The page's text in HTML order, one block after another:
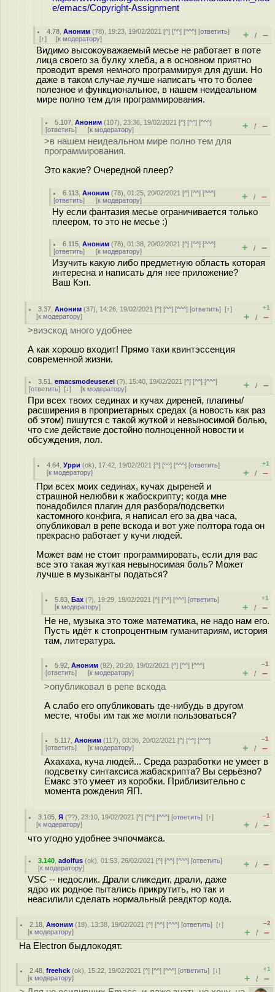
e/emacs/Copyright-Assignment
4.78 ,Аноним (78), 19:23, 19/02/2021 [^] [^^] [^^^] [ответить]
[↑] [к модератору] + / –
Видимо высокоуважаемый месье не работает в поте
лица своего за булку хлеба, а в основном приятно
проводит время немного программируя для души. Но
даже в таком случае лучше написать что то более
полезное и функциональное, в нашем неидеальном
мире полно тем для программирования.
5.107 ,Аноним (107), 23:36, 19/02/2021 [^] [^^] [^^^]
[ответить] [к модератору] + / –
>в нашем неидеальном мире полно тем для
программирования.
Это какие? Очередной плеер?
6.113 ,Аноним (78), 01:25, 20/02/2021 [^] [^^] [^^^]
[ответить] [к модератору] + / –
Ну если фантазия месье ограничивается только
плеером, то это не месье :)
6.115 ,Аноним (78), 01:38, 20/02/2021 [^] [^^] [^^^]
[ответить] [к модератору] + / –
Изучить какую либо предметную область которая
интересна и написать для нее приложение?
Ваш Кэп.
3.37 ,Аноним (37), 14:26, 19/02/2021 [^] [^^] [^^^] [ответить][↑]
[к модератору]
+1
+ / –
>виэскод много удобнее
А как хорошо входит! Прямо таки квинтэссенция
современной жизни.
3.51 ,emacsmodeuser.el (?), 15:40, 19/02/2021 [^] [^^] [^^^]
[ответить] [↓] [к модератору] + / –
При всех твоих сединах и кучах диреней, плагины/
расширения в проприетарных средах (а новость как раз
об этом) пишутся с такой жуткой и невыносимой болью,
что сие действие достойно полноценной новости и
обсуждения, лол.
4.64 ,Урри (ok), 17:42, 19/02/2021 [^] [^^] [^^^] [ответить]
[к модератору]
+1
+ / –
При всех моих сединах, кучах дыреней и
страшной нелюбви к жабоскрипту; когда мне
понадобился плагин для разбора/подсветки
кастомного конфига, я написал его за два часа,
опубликовал в репе вскода и вот уже полтора года он
прекрасно работает у кучи людей.
Может вам не стоит программировать, если для вас
все это такая жуткая невыносимая боль? Может
лучше в музыканты податься?
5.83 ,Бах (?), 19:29, 19/02/2021 [^] [^^] [^^^] [ответить]
[к модератору]
+1
+ / –
Не не, музыка это тоже математика, не надо нам его.
Пусть идёт к стопроцентным гуманитариям, история
там, литература.
5.92 ,Аноним (92), 20:20, 19/02/2021 [^] [^^] [^^^]
[ответить] [к модератору]
–1
+ / –
>опубликовал в репе вскода
А слабо его опубликовать где-нибудь в другом
месте, чтобы им так же могли пользоваться?
5.117 ,Аноним (117), 03:36, 20/02/2021 [^] [^^] [^^^]
[ответить] [к модератору]
–1
+ / –
Ахахаха, куча людей... Среда разработки не умеет в
подсветку синтаксиса жабаскрипта? Вы серьёзно?
Емакс это умеет из коробки. Приблизительно с
момента рождения ЯП.
3.105 ,Я (??), 23:10, 19/02/2021 [^] [^^] [^^^] [ответить][↑]
[к модератору]
–1
+ / –
что угодно удобнее эчпочмакса.
3.140 ,adolfus (ok), 01:53, 26/02/2021 [^] [^^] [^^^] [ответить]
[к модератору] + / –
VSC -- недослик. Драли сликедит, драли, даже
ядро их родное пытались прикрутить, но так и
неасилили сделать нормальный реадктор кода.
2.18 ,Аноним (18), 13:38, 19/02/2021 [^] [^^] [^^^] [ответить][↑]
[к модератору]
–2
+ / –
На Electron быдлокодят.
2.48 ,freehck (ok), 15:22, 19/02/2021 [^] [^^] [^^^] [ответить][↓]
[к модератору]
+1
+ / –